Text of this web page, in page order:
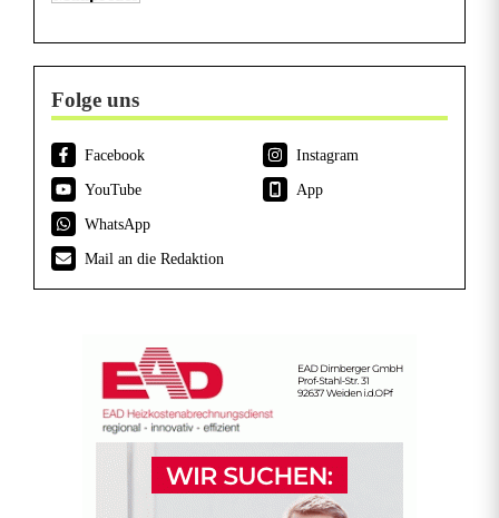
Folge uns
Facebook
Instagram
YouTube
App
WhatsApp
Mail an die Redaktion